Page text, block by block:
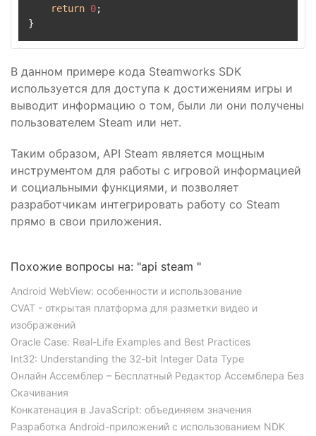
return 0;
В данном примере кода Steamworks SDK
используется для доступа к достижениям игры и
выводит информацию о том, были ли они получены
пользователем Steam или нет.
Таким образом, API Steam является мощным
инструментом для работы с игровой информацией
и социальными функциями, и позволяет
разработчикам интегрировать работу со Steam
прямо в свои приложения.
Похожие вопросы на: "api steam "
Android WebView: особенности и использование
CVAT - открытая платформа для разметки видео и
изображений
Oracle Case: Real-Life Examples and Best Practices
Int32: Understanding the 32-bit Integer Data Type
Онлайн Ассемблер – Бесплатный Редактор Ассемблера Без
Скачивания
Конкатенация в JavaScript: объединяем значения
Разработка Android-приложений с использованием NDK